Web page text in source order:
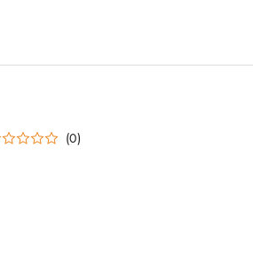
(0)